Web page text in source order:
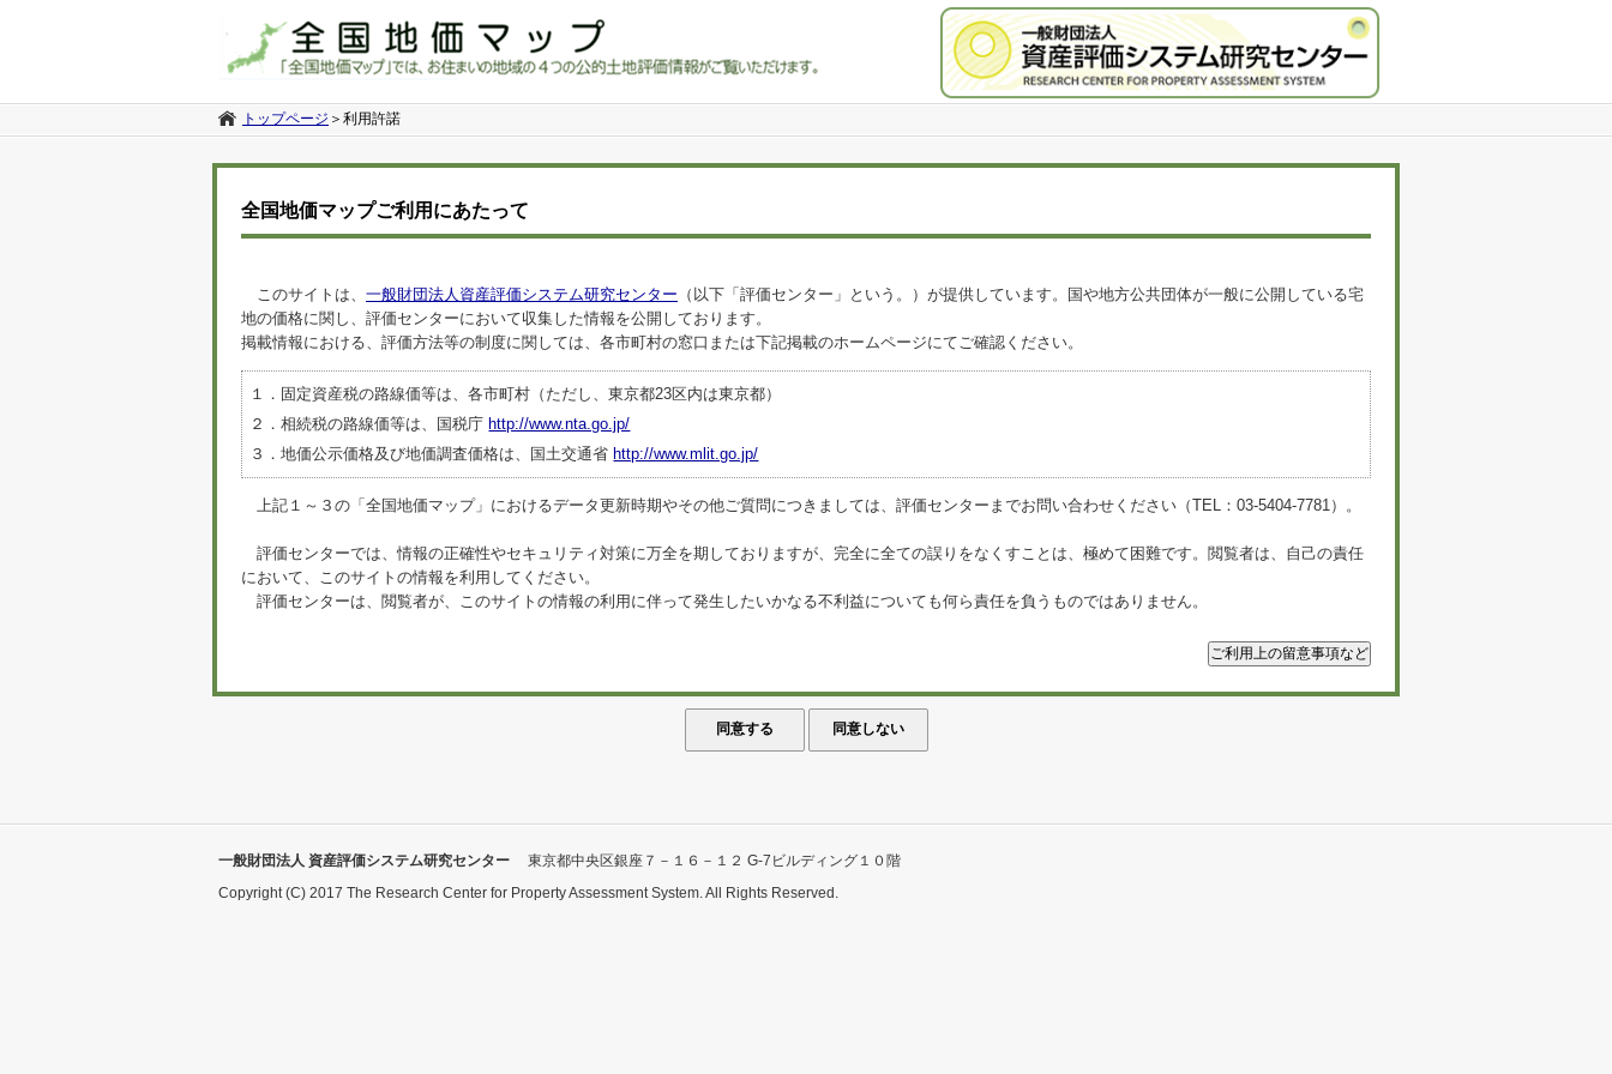
トップページ ＞ 利用許諾
全国地価マップご利用にあたって
このサイトは、 一般財団法人資産評価システム研究センター （以下「評価センター」という。）が提供しています。国や地方公共団体が一般に公開している宅
地の価格に関し、評価センターにおいて収集した情報を公開しております。
掲載情報における、評価方法等の制度に関しては、各市町村の窓口または下記掲載のホームページにてご確認ください。
１．固定資産税の路線価等は、各市町村（ただし、東京都23区内は東京都）
２．相続税の路線価等は、国税庁 http://www.nta.go.jp/
３．地価公示価格及び地価調査価格は、国土交通省 http://www.mlit.go.jp/
上記１～３の「全国地価マップ」におけるデータ更新時期やその他ご質問につきましては、評価センターまでお問い合わせください（TEL：03-5404-7781）。
評価センターでは、情報の正確性やセキュリティ対策に万全を期しておりますが、完全に全ての誤りをなくすことは、極めて困難です。閲覧者は、自己の責任
において、このサイトの情報を利用してください。
評価センターは、閲覧者が、このサイトの情報の利用に伴って発生したいかなる不利益についても何ら責任を負うものではありません。
一般財団法人 資産評価システム研究センター
東京都中央区銀座７－１６－１２ G-7ビルディング１０階
Copyright (C) 2017 The Research Center for Property Assessment System. All Rights Reserved.